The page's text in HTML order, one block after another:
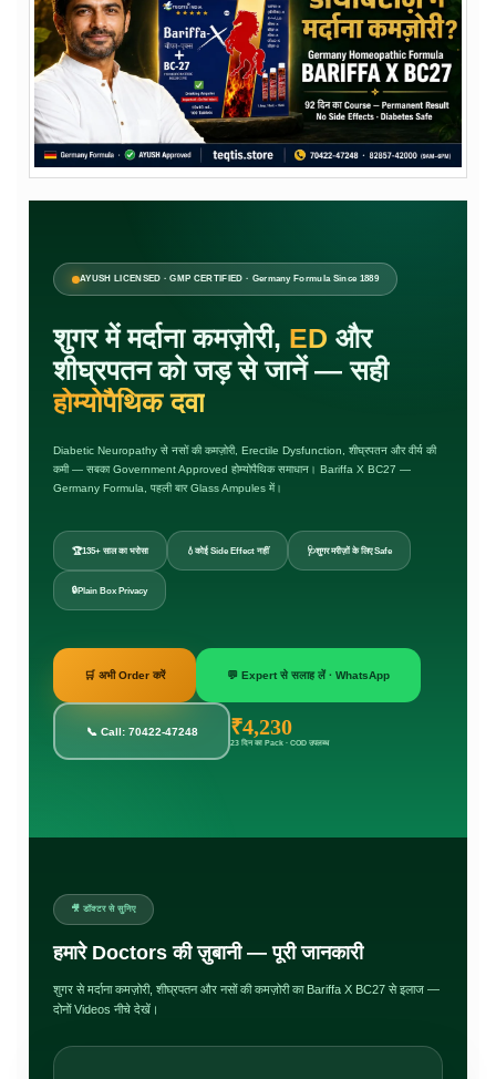
AYUSH LICENSED · GMP CERTIFIED · Germany Formula Since 1889
शुगर में मर्दाना कमज़ोरी, ED और
शीघ्रपतन को जड़ से जानें — सही
होम्योपैथिक दवा
Diabetic Neuropathy से नसों की कमज़ोरी, Erectile Dysfunction, शीघ्रपतन और वीर्य की
कमी — सबका Government Approved होम्योपैथिक समाधान। Bariffa X BC27 —
Germany Formula, पहली बार Glass Ampules में।
🏆135+ साल का भरोसा 💧 कोई Side Effect नहीं 🩺शुगर मरीज़ों के लिए Safe
🔒Plain Box Privacy
🛒 अभी Order करें 💬 Expert से सलाह लें · WhatsApp
📞 Call: 70422-47248 ₹4,230
23 दिन का Pack · COD उपलब्ध
🎥 डॉक्टर से सुनिए
हमारे Doctors की ज़ुबानी — पूरी जानकारी
शुगर से मर्दाना कमज़ोरी, शीघ्रपतन और नसों की कमज़ोरी का Bariffa X BC27 से इलाज —
दोनों Videos नीचे देखें।